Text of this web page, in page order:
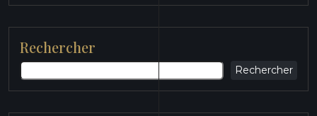
Rechercher
Rechercher